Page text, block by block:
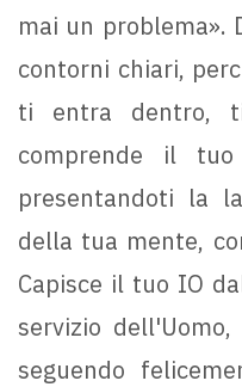
mai un problema».
contorni chiari,
ti entra dentro,
comprende il
presentandoti la
della tua mente,
Capisce il tuo IO
servizio
seguendo